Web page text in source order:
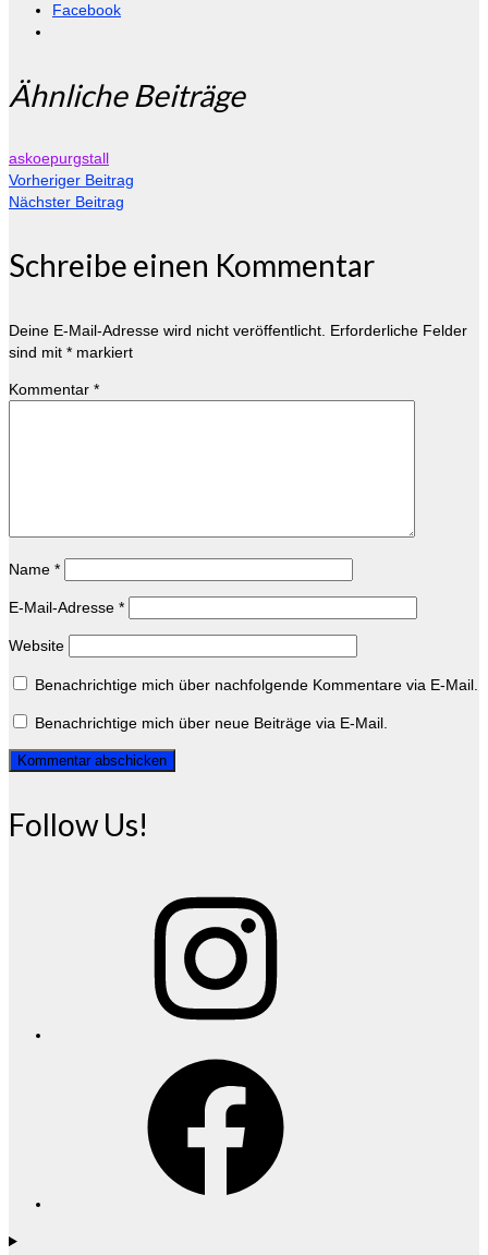
Facebook
Ähnliche Beiträge
askoepurgstall
Vorheriger Beitrag
Nächster Beitrag
Schreibe einen Kommentar
Deine E-Mail-Adresse wird nicht veröffentlicht. Erforderliche Felder
sind mit * markiert
Kommentar *
Name *
E-Mail-Adresse *
Website
Benachrichtige mich über nachfolgende Kommentare via E-Mail.
Benachrichtige mich über neue Beiträge via E-Mail.
Follow Us!